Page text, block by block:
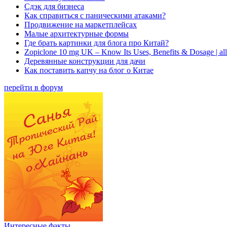
Сдэк для бизнеса
Как справиться с паническими атаками?
Продвижение на маркетплейсах
Малые архитектурные формы
Где брать картинки для блога про Китай?
Zopiclone 10 mg UK – Know Its Uses, Benefits & Dosage |
Деревянные конструкции для дачи
Как поставить капчу на блог о Китае
перейти в форум